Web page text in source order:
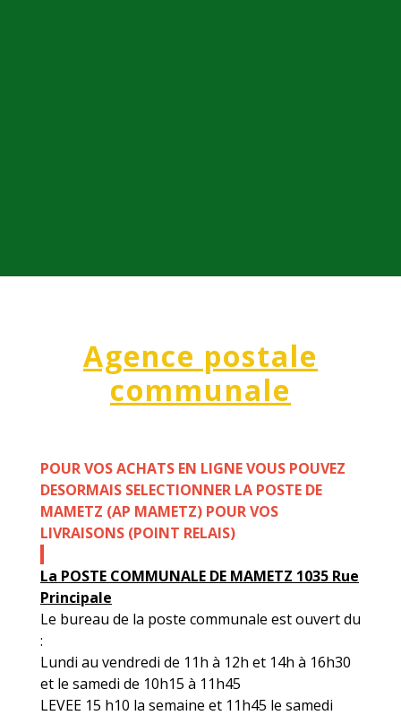
Agence postale
communale
POUR VOS ACHATS EN LIGNE VOUS POUVEZ
DESORMAIS SELECTIONNER LA POSTE DE
MAMETZ (AP MAMETZ) POUR VOS
LIVRAISONS (POINT RELAIS)
La POSTE COMMUNALE DE MAMETZ 1035 Rue
Principale
Le bureau de la poste communale est ouvert du
:
Lundi au vendredi de 11h à 12h et 14h à 16h30
et le samedi de 10h15 à 11h45
LEVEE 15 h10 la semaine et 11h45 le samedi